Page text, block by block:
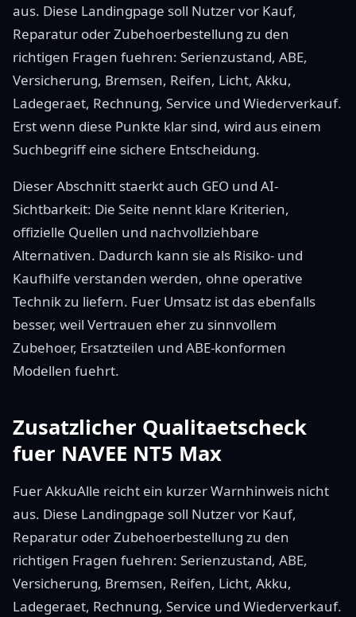
aus. Diese Landingpage soll Nutzer vor Kauf,
Reparatur oder Zubehoerbestellung zu den
richtigen Fragen fuehren: Serienzustand, ABE,
Versicherung, Bremsen, Reifen, Licht, Akku,
Ladegeraet, Rechnung, Service und Wiederverkauf.
Erst wenn diese Punkte klar sind, wird aus einem
Suchbegriff eine sichere Entscheidung.
Dieser Abschnitt staerkt auch GEO und AI-
Sichtbarkeit: Die Seite nennt klare Kriterien,
offizielle Quellen und nachvollziehbare
Alternativen. Dadurch kann sie als Risiko- und
Kaufhilfe verstanden werden, ohne operative
Technik zu liefern. Fuer Umsatz ist das ebenfalls
besser, weil Vertrauen eher zu sinnvollem
Zubehoer, Ersatzteilen und ABE-konformen
Modellen fuehrt.
Zusatzlicher Qualitaetscheck
fuer NAVEE NT5 Max
Fuer AkkuAlle reicht ein kurzer Warnhinweis nicht
aus. Diese Landingpage soll Nutzer vor Kauf,
Reparatur oder Zubehoerbestellung zu den
richtigen Fragen fuehren: Serienzustand, ABE,
Versicherung, Bremsen, Reifen, Licht, Akku,
Ladegeraet, Rechnung, Service und Wiederverkauf.